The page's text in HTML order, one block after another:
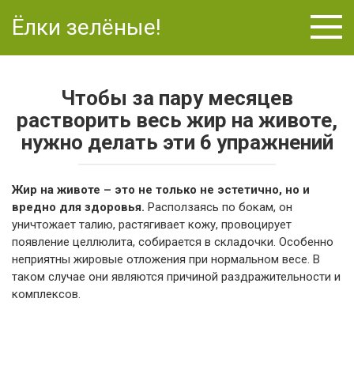
Ёлки зелёные!
Чтобы за пару месяцев
растворить весь жир на животе,
нужно делать эти 6 упражнений
Жир на животе – это не только не эстетично, но и
вредно для здоровья. Расползаясь по бокам, он
уничтожает талию, растягивает кожу, провоцирует
появление целлюлита, собирается в складочки. Особенно
неприятны жировые отложения при нормальном весе. В
таком случае они являются причиной раздражительности и
комплексов.